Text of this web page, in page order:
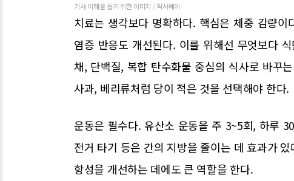
기사 이해를 돕기 위한 이미지 / 픽사베이
치료는 생각보다 명확하다. 핵심은 체중 감량
염증 반응도 개선된다. 이를 위해선 무엇보다
채, 단백질, 복합 탄수화물 중심의 식사로 바꾸
사과, 베리류처럼 당이 적은 것을 선택해야 한다.
운동은 필수다. 유산소 운동을 주 3~5회, 하루
전거 타기 등은 간의 지방을 줄이는 데 효과가
항성을 개선하는 데에도 큰 역할을 한다.